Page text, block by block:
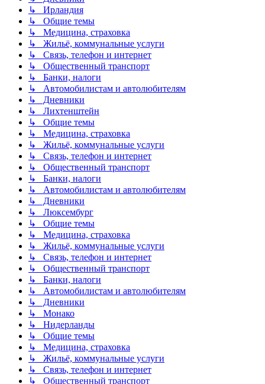
↳ Ирландия
↳ Общие темы
↳ Медицина, страховка
↳ Жильё, коммунальные услуги
↳ Связь, телефон и интернет
↳ Общественный транспорт
↳ Банки, налоги
↳ Автомобилистам и автолюбителям
↳ Дневники
↳ Лихтенштейн
↳ Общие темы
↳ Медицина, страховка
↳ Жильё, коммунальные услуги
↳ Связь, телефон и интернет
↳ Общественный транспорт
↳ Банки, налоги
↳ Автомобилистам и автолюбителям
↳ Дневники
↳ Люксембург
↳ Общие темы
↳ Медицина, страховка
↳ Жильё, коммунальные услуги
↳ Связь, телефон и интернет
↳ Общественный транспорт
↳ Банки, налоги
↳ Автомобилистам и автолюбителям
↳ Дневники
↳ Монако
↳ Нидерланды
↳ Общие темы
↳ Медицина, страховка
↳ Жильё, коммунальные услуги
↳ Связь, телефон и интернет
↳ Общественный транспорт